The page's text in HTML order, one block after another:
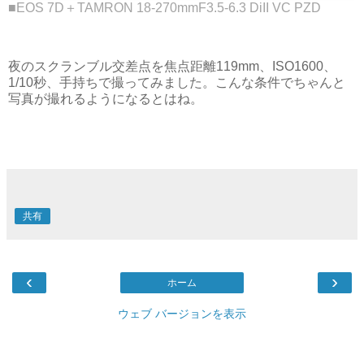
■EOS 7D＋TAMRON 18-270mmF3.5-6.3 DiII VC PZD
夜のスクランブル交差点を焦点距離119mm、ISO1600、
1/10秒、手持ちで撮ってみました。こんな条件でちゃんと
写真が撮れるようになるとはね。
共有
‹ ›
ホーム
ウェブ バージョンを表示